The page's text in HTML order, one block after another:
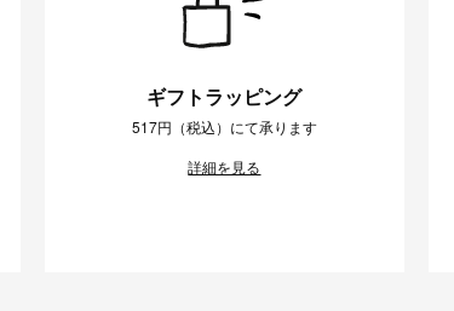
ギフトラッピング
517円（税込）にて承ります
詳細を見る